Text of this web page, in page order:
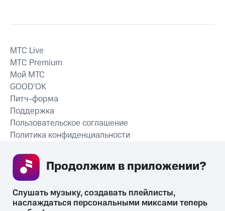
СКАЧАТЬ ПРИЛОЖЕНИЕ
MTС Live
MTС Premium
Мой МТС
GOOD’OK
Питч-форма
Поддержка
Пользовательское соглашение
Политика конфиденциальности
Слушать музыку, создавать плейлисты,
наслаждаться персональными миксами теперь